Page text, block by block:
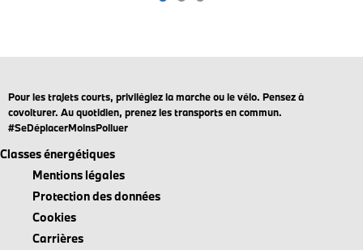
Pour les trajets courts, privilégiez la marche ou le vélo. Pensez à
covoiturer. Au quotidien, prenez les transports en commun.
#SeDéplacerMoinsPolluer
Classes énergétiques
Mentions légales
Protection des données
Cookies
Carrières